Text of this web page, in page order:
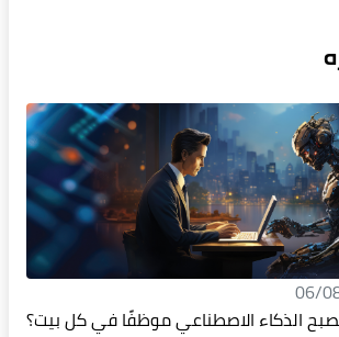
06/
الذكاء الاصطناعي موظفًا في كل بيت؟